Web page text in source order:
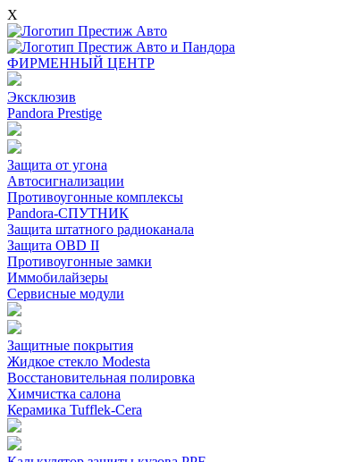
X
ФИРМЕННЫЙ ЦЕНТР
Эксклюзив
Pandora Prestige
Защита от угона
Автосигнализации
Противоугонные комплексы
Pandora-СПУТНИК
Защита штатного радиоканала
Защита OBD II
Противоугонные замки
Иммобилайзеры
Сервисные модули
Защитные покрытия
Жидкое стекло Modesta
Восстановительная полировка
Химчистка салона
Керамика Tufflek-Cera